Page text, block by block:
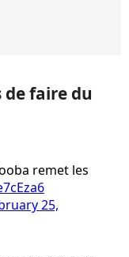
faire du
remet les
25,